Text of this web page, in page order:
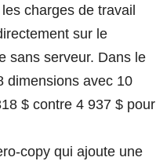
charges de travail
sur le
sans serveur. Dans le
dimensions avec 10
$ contre 4 937 $ pour
copy qui ajoute une